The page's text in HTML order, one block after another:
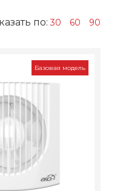
по:30 60 90
Базовая модель